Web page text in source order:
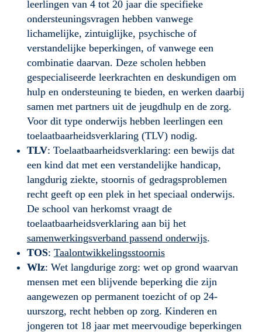
leerlingen van 4 tot 20 jaar die specifieke
ondersteuningsvragen hebben vanwege
lichamelijke, zintuiglijke, psychische of
verstandelijke beperkingen, of vanwege een
combinatie daarvan. Deze scholen hebben
gespecialiseerde leerkrachten en deskundigen om
hulp en ondersteuning te bieden, en werken daarbij
samen met partners uit de jeugdhulp en de zorg.
Voor dit type onderwijs hebben leerlingen een
toelaatbaarheidsverklaring (TLV) nodig.
TLV: Toelaatbaarheidsverklaring: een bewijs dat
een kind dat met een verstandelijke handicap,
langdurig ziekte, stoornis of gedragsproblemen
recht geeft op een plek in het speciaal onderwijs.
De school van herkomst vraagt de
toelaatbaarheidsverklaring aan bij het
samenwerkingsverband passend onderwijs.
TOS: Taalontwikkelingsstoornis
Wlz: Wet langdurige zorg: wet op grond waarvan
mensen met een blijvende beperking die zijn
aangewezen op permanent toezicht of op 24-
uurszorg, recht hebben op zorg. Kinderen en
jongeren tot 18 jaar met meervoudige beperkingen